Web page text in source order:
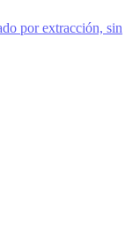
por extracción, sin